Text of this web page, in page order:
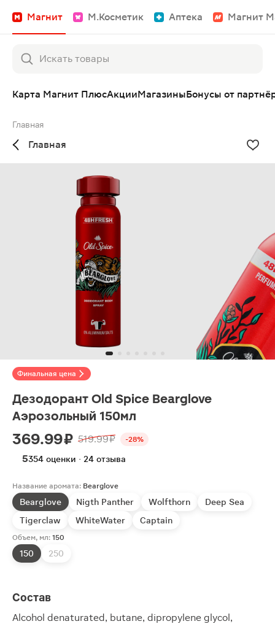
Магнит М.Косметик Аптека Магнит
Карта Магнит ПлюсАкцииМагазиныБонусы от
Главная
Главная
Финальная цена
Дезодорант Old Spice Bearglove
Аэрозольный 150мл
369.99 ₽ 519.99 ₽ -28%
5354 оценки · 24 отзыва
Название аромата: Bearglove
Bearglove Nigth Panther Wolfthorn
Deep Sea
Tigerclaw
WhiteWater Captain
Объем, мл: 150
150 250
Состав
Alcohol denaturated, butane, dipropylene glycol,